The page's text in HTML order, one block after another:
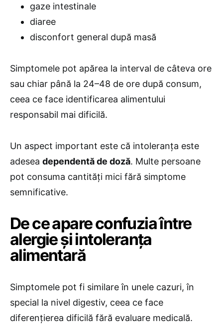
gaze intestinale
diaree
disconfort general după masă
Simptomele pot apărea la interval de câteva ore
sau chiar până la 24–48 de ore după consum,
ceea ce face identificarea alimentului
responsabil mai dificilă.
Un aspect important este că intoleranța este
adesea dependentă de doză. Multe persoane
pot consuma cantități mici fără simptome
semnificative.
De ce apare confuzia între
alergie și intoleranța
alimentară
Simptomele pot fi similare în unele cazuri, în
special la nivel digestiv, ceea ce face
diferențierea dificilă fără evaluare medicală.